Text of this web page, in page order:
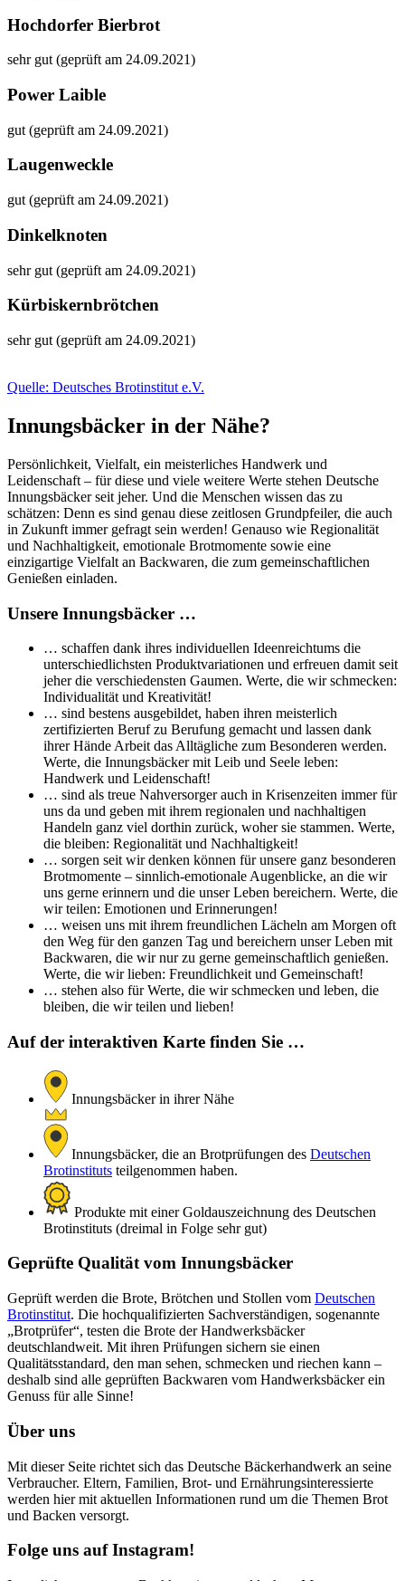
Hochdorfer Bierbrot
sehr gut (geprüft am 24.09.2021)
Power Laible
gut (geprüft am 24.09.2021)
Laugenweckle
gut (geprüft am 24.09.2021)
Dinkelknoten
sehr gut (geprüft am 24.09.2021)
Kürbiskernbrötchen
sehr gut (geprüft am 24.09.2021)
Quelle: Deutsches Brotinstitut e.V.
Innungsbäcker in der Nähe?
Persönlichkeit, Vielfalt, ein meisterliches Handwerk und
Leidenschaft – für diese und viele weitere Werte stehen Deutsche
Innungsbäcker seit jeher. Und die Menschen wissen das zu
schätzen: Denn es sind genau diese zeitlosen Grundpfeiler, die auch
in Zukunft immer gefragt sein werden! Genauso wie Regionalität
und Nachhaltigkeit, emotionale Brotmomente sowie eine
einzigartige Vielfalt an Backwaren, die zum gemeinschaftlichen
Genießen einladen.
Unsere Innungsbäcker …
… schaffen dank ihres individuellen Ideenreichtums die
unterschiedlichsten Produktvariationen und erfreuen damit seit
jeher die verschiedensten Gaumen. Werte, die wir schmecken:
Individualität und Kreativität!
… sind bestens ausgebildet, haben ihren meisterlich
zertifizierten Beruf zu Berufung gemacht und lassen dank
ihrer Hände Arbeit das Alltägliche zum Besonderen werden.
Werte, die Innungsbäcker mit Leib und Seele leben:
Handwerk und Leidenschaft!
… sind als treue Nahversorger auch in Krisenzeiten immer für
uns da und geben mit ihrem regionalen und nachhaltigen
Handeln ganz viel dorthin zurück, woher sie stammen. Werte,
die bleiben: Regionalität und Nachhaltigkeit!
… sorgen seit wir denken können für unsere ganz besonderen
Brotmomente – sinnlich-emotionale Augenblicke, an die wir
uns gerne erinnern und die unser Leben bereichern. Werte, die
wir teilen: Emotionen und Erinnerungen!
… weisen uns mit ihrem freundlichen Lächeln am Morgen oft
den Weg für den ganzen Tag und bereichern unser Leben mit
Backwaren, die wir nur zu gerne gemeinschaftlich genießen.
Werte, die wir lieben: Freundlichkeit und Gemeinschaft!
… stehen also für Werte, die wir schmecken und leben, die
bleiben, die wir teilen und lieben!
Auf der interaktiven Karte finden Sie …
Innungsbäcker in ihrer Nähe
Innungsbäcker, die an Brotprüfungen des Deutschen
Brotinstituts teilgenommen haben.
Produkte mit einer Goldauszeichnung des Deutschen
Brotinstituts (dreimal in Folge sehr gut)
Geprüfte Qualität vom Innungsbäcker
Geprüft werden die Brote, Brötchen und Stollen vom Deutschen
Brotinstitut. Die hochqualifizierten Sachverständigen, sogenannte
„Brotprüfer“, testen die Brote der Handwerksbäcker
deutschlandweit. Mit ihren Prüfungen sichern sie einen
Qualitätsstandard, den man sehen, schmecken und riechen kann –
deshalb sind alle geprüften Backwaren vom Handwerksbäcker ein
Genuss für alle Sinne!
Über uns
Mit dieser Seite richtet sich das Deutsche Bäckerhandwerk an seine
Verbraucher. Eltern, Familien, Brot- und Ernährungsinteressierte
werden hier mit aktuellen Informationen rund um die Themen Brot
und Backen versorgt.
Folge uns auf Instagram!